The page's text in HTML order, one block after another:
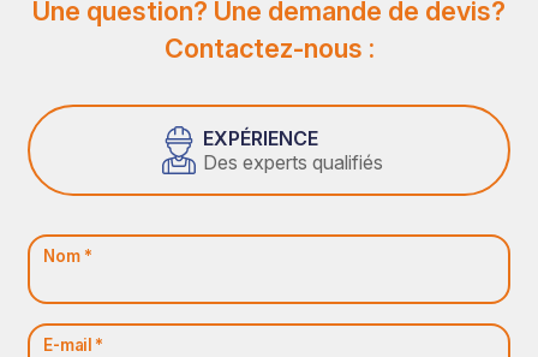
Une question? Une demande de devis?
Contactez-nous :
EXPÉRIENCE
Des experts qualifiés
Nom *
E-mail *